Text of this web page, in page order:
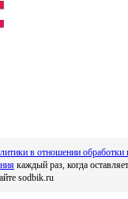
в отношении обработки
каждый раз, когда
sodbik.ru